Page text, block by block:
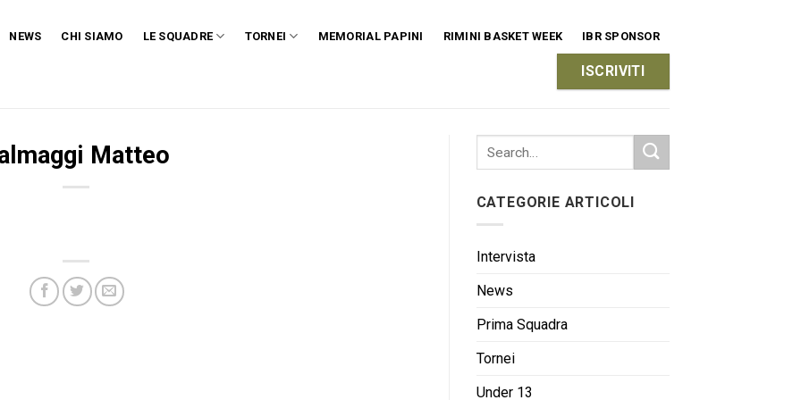
NEWS CHI SIAMO LE SQUADRE TORNEI MEMORIAL PAPINI RIMINI BASKET WEEK IBR SPONSOR
ISCRIVITI
Matteo
CATEGORIE ARTICOLI
Intervista
News
Prima Squadra
Tornei
Under 13